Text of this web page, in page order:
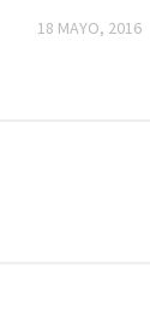
18 MAYO, 2016